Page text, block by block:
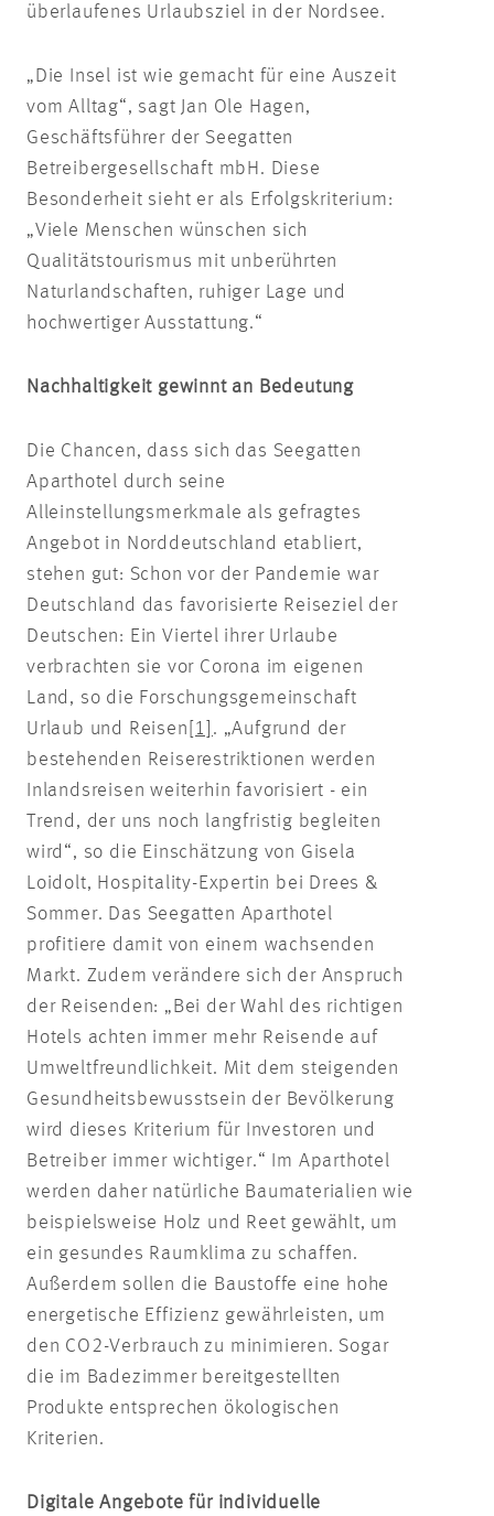
überlaufenes Urlaubsziel in der Nordsee.
„Die Insel ist wie gemacht für eine Auszeit
vom Alltag“, sagt Jan Ole Hagen,
Geschäftsführer der Seegatten
Betreibergesellschaft mbH. Diese
Besonderheit sieht er als Erfolgskriterium:
„Viele Menschen wünschen sich
Qualitätstourismus mit unberührten
Naturlandschaften, ruhiger Lage und
hochwertiger Ausstattung.“
Nachhaltigkeit gewinnt an Bedeutung
Die Chancen, dass sich das Seegatten
Aparthotel durch seine
Alleinstellungsmerkmale als gefragtes
Angebot in Norddeutschland etabliert,
stehen gut: Schon vor der Pandemie war
Deutschland das favorisierte Reiseziel der
Deutschen: Ein Viertel ihrer Urlaube
verbrachten sie vor Corona im eigenen
Land, so die Forschungsgemeinschaft
Urlaub und Reisen [1] . „Aufgrund der
bestehenden Reiserestriktionen werden
Inlandsreisen weiterhin favorisiert - ein
Trend, der uns noch langfristig begleiten
wird“, so die Einschätzung von Gisela
Loidolt, Hospitality-Expertin bei Drees &
Sommer. Das Seegatten Aparthotel
profitiere damit von einem wachsenden
Markt. Zudem verändere sich der Anspruch
der Reisenden: „Bei der Wahl des richtigen
Hotels achten immer mehr Reisende auf
Umweltfreundlichkeit. Mit dem steigenden
Gesundheitsbewusstsein der Bevölkerung
wird dieses Kriterium für Investoren und
Betreiber immer wichtiger.“ Im Aparthotel
werden daher natürliche Baumaterialien wie
beispielsweise Holz und Reet gewählt, um
ein gesundes Raumklima zu schaffen.
Außerdem sollen die Baustoffe eine hohe
energetische Effizienz gewährleisten, um
den CO2-Verbrauch zu minimieren. Sogar
die im Badezimmer bereitgestellten
Produkte entsprechen ökologischen
Kriterien.
Digitale Angebote für individuelle